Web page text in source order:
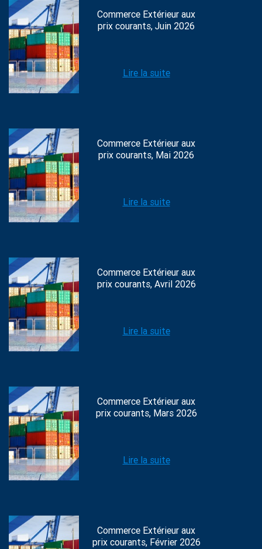
Commerce Extérieur aux
prix courants, Juin 2026
Lire la suite
Commerce Extérieur aux
prix courants, Mai 2026
Lire la suite
Commerce Extérieur aux
prix courants, Avril 2026
Lire la suite
Commerce Extérieur aux
prix courants, Mars 2026
Lire la suite
Commerce Extérieur aux
prix courants, Février 2026